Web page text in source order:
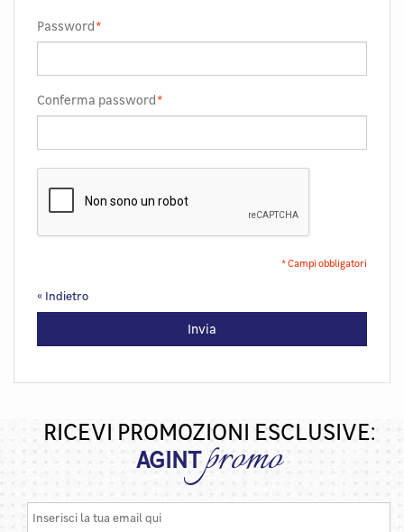
*
Password
*
Conferma password
* Campi obbligatori
« Indietro
Invia
RICEVI PROMOZIONI ESCLUSIVE:
AGINTpromo